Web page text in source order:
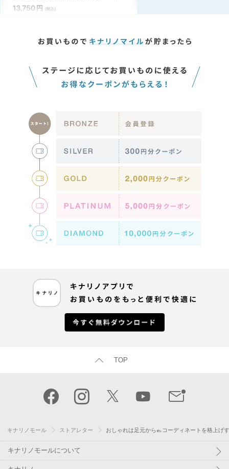
TOP
キナリノモール ストアレター おしゃれは足元から👞コーディネートを格上げ
キナリノモールについて